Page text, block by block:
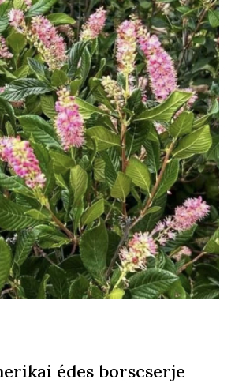
édes borscserje